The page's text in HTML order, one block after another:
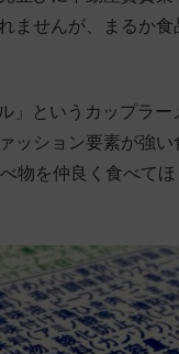
ませんが、まるか
」というカップラ
ッション要素が強
物を仲良く食べて